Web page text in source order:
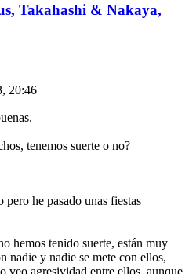
Takahashi & Nakaya,
20:46
tenemos suerte o no?
he pasado unas fiestas
hemos tenido suerte, están muy
nadie y nadie se mete con ellos,
veo agresividad entre ellos, aunque